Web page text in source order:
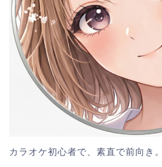
カラオケ初心者で、素直で前向き。